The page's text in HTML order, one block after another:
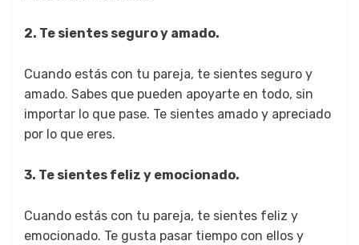
2. Te sientes seguro y amado.
Cuando estás con tu pareja, te sientes seguro y
amado. Sabes que pueden apoyarte en todo, sin
importar lo que pase. Te sientes amado y apreciado
por lo que eres.
3. Te sientes feliz y emocionado.
Cuando estás con tu pareja, te sientes feliz y
emocionado. Te gusta pasar tiempo con ellos y